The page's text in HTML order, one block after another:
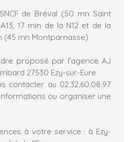
de Bréval (50 mn Saint
17 min de la N12 et de la
(45 mn Montparnasse)
proposé par l’agence AJ
27530 Ezy-sur-Eure
contacter au 02.32.60.08.97
ou organiser une
à votre service : à Ezy-